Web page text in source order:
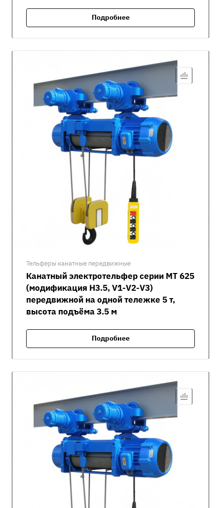
Подробнее
Тельферы канатные передвижные
Канатный электротельфер серии MT 625
(модификация H3.5, V1-V2-V3)
передвижной на одной тележке 5 т,
высота подъёма 3.5 м
Подробнее